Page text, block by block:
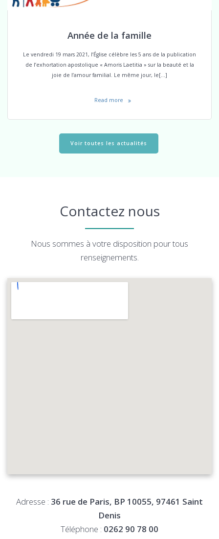
Année de la famille
Le vendredi 19 mars 2021, l’Église célèbre les 5 ans de la publication
de l’exhortation apostolique « Amoris Laetitia » sur la beauté et la
joie de l’amour familial. Le même jour, le[…]
Read more
Voir toutes les actualités
Contactez nous
Nous sommes à votre disposition pour tous
renseignements.
Adresse : 36 rue de Paris, BP 10055, 97461 Saint
Denis
Téléphone : 0262 90 78 00